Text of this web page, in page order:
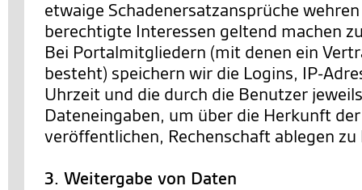
etwaige Schadenersatzansprüche
berechtigte Interessen geltend machen
Bei Portalmitgliedern (mit denen ein
besteht) speichern wir die Logins, IP-
Uhrzeit und die durch die Benutzer
Dateneingaben, um über die Herkunft
veröffentlichen, Rechenschaft ablegen zu
3. Weitergabe von Daten